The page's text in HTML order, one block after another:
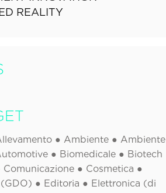
REALITY
● Ambiente ● Ambiente
● Biomedicale ● Biotech
● Cosmetica ●
● Editoria ● Elettronica (di